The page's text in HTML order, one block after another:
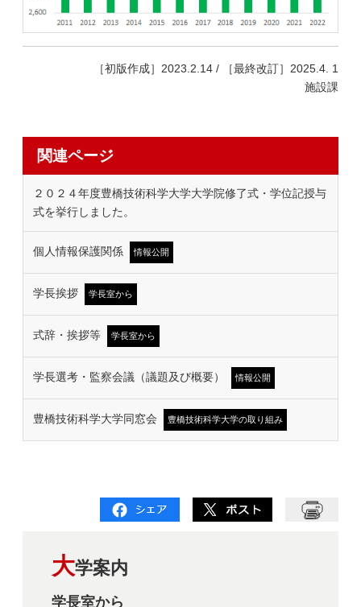
［初版作成］2023.2.14 / ［最終改訂］2025.4. 1
施設課
関連ページ
２０２４年度豊橋技術科学大学大学院修了式・学位記授与
式を挙行しました。
個人情報保護関係 情報公開
学長挨拶 学長室から
式辞・挨拶等 学長室から
学長選考・監察会議（議題及び概要） 情報公開
豊橋技術科学大学同窓会 豊橋技術科学大学の取り組み
大学案内
学長室から